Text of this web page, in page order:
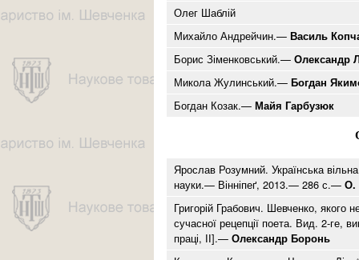
Олег Шаблій
Михайло Андрейчин.— Василь
Борис Зіменковський.— Олександр
Микола Жулинський.— Богдан
Богдан Козак.— Майя Гарбузюк
Ярослав Розумний. Українська
науки.— Вінніпеґ, 2013.— 286 с.— О.
Григорій Грабович. Шевченко, якого
сучасної рецепції поета. Вид. 2-ге,
праці, ІІ].— Олександр Боронь